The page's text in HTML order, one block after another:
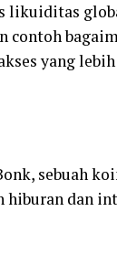
likuiditas
contoh
yang
sebuah
hiburan dan